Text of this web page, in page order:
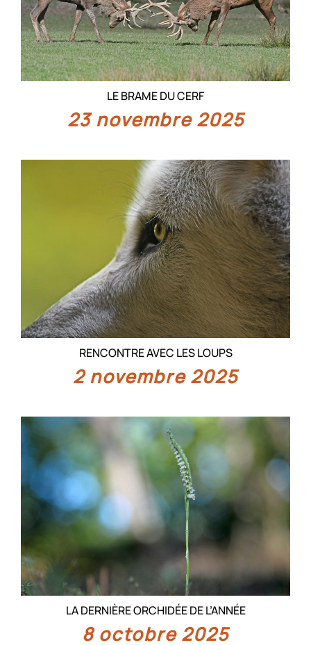
LE BRAME DU CERF
23 novembre 2025
RENCONTRE AVEC LES LOUPS
2 novembre 2025
LA DERNIÈRE ORCHIDÉE DE L’ANNÉE
8 octobre 2025